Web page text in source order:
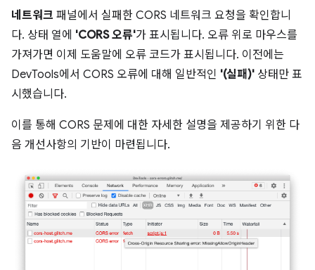
네트워크 패널에서 실패한 CORS 네트워크 요청을 확인합니
다. 상태 열에 'CORS 오류'가 표시됩니다. 오류 위로 마우스를
가져가면 이제 도움말에 오류 코드가 표시됩니다. 이전에는
DevTools에서 CORS 오류에 대해 일반적인 '(실패)' 상태만 표
시했습니다.
이를 통해 CORS 문제에 대한 자세한 설명을 제공하기 위한 다
음 개선사항의 기반이 마련됩니다.